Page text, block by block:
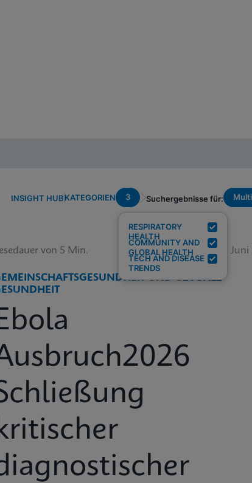
INSIGHT HUBKATEGORIEN 3
RESPIRATORY
HEALTH
COMMUNITY AND
GLOBAL HEALTH
TECH AND DISEASE
TRENDS
Suchergebnisse für:
von 5 Min. 12. Juni
UND GLOBALE